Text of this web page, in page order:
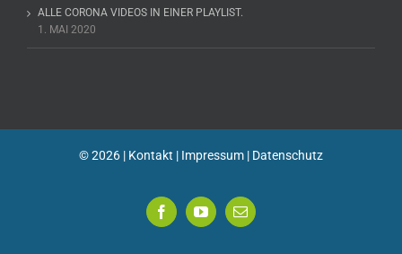
ALLE CORONA VIDEOS IN EINER PLAYLIST.
1. MAI 2020
©2026 | Kontakt | Impressum | Datenschutz
FacebookYouTube
E-
Mail